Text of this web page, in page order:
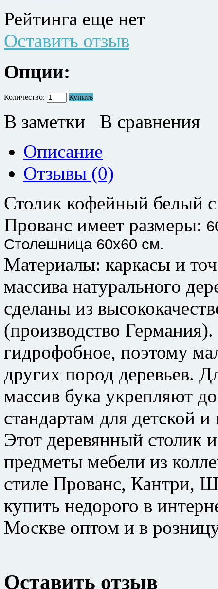
Рейтинга еще нет
Оставить отзыв
Опции:
Количество: Купить
В заметки
В сравнения
Описание
Отзывы (0)
Столик кофейный белый
Прованс имеет размеры:
Столешница 60х60 см.
Материалы: каркасы и
массива натурального
сделаны из
(производство
гидрофобное, поэтому
других пород деревьев.
массив бука укрепляют
стандартам для детской
Этот деревянный столик
предметы мебели из
стиле Прованс,
купить недорого в
Москве оптом и в
Оставить отзыв